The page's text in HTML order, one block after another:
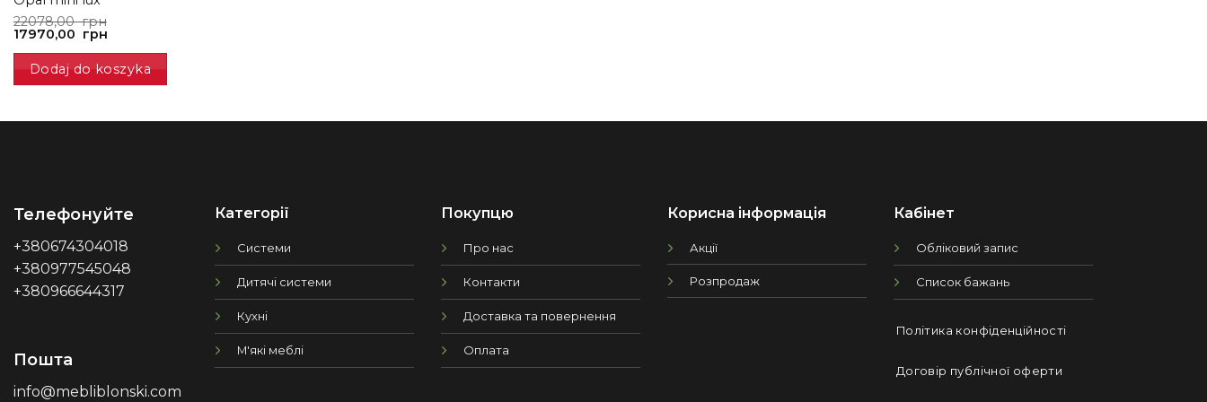
22078,00грн
Pierwotna
cena
wynosiła:
22078,00
грн.
17970,00 грн
Aktualna
cena
wynosi:
17970,00
грн.Dodaj do koszyka
Телефонуйте
+380674304018
+380977545048
+380966644317
Пошта
info@mebliblonski.com
Категорії
Системи
Дитячі системи
Кухні
М'які меблі
Покупцю
Про нас
Контакти
Доставка та повернення
Оплата
Корисна інформація
Акції
Розпродаж
Кабінет
Обліковий запис
Список бажань
Політика конфіденційності
Договір публічної оферти